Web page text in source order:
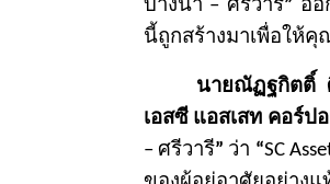
บางนา – ศรีวารี” ออ
นี้ถูกสร้างมาเพื่อให้คุ
นายณัฏฐกิตติ์
เอสซี แอสเสท คอร์ป
– ศรีวารี” ว่า “SC